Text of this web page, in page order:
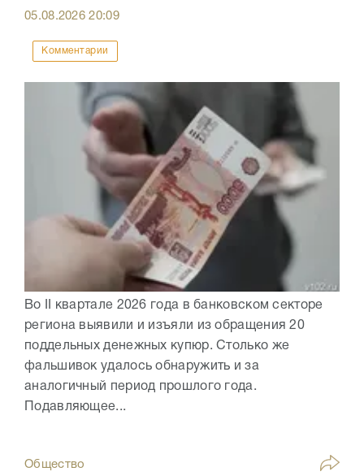
05.08.202620:09
Комментарии
Во II квартале 2026 года в банковском секторе
региона выявили и изъяли из обращения 20
поддельных денежных купюр. Столько же
фальшивок удалось обнаружить и за
аналогичный период прошлого года.
Подавляющее...
Общество